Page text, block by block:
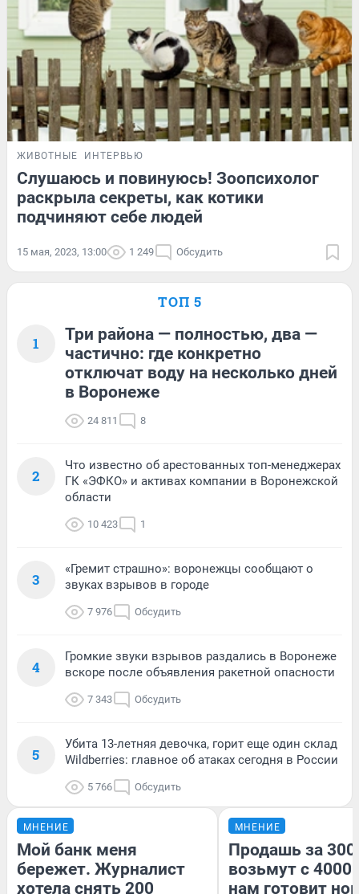
ЖИВОТНЫЕ ИНТЕРВЬЮ
Слушаюсь и повинуюсь! Зоопсихолог
раскрыла секреты, как котики
подчиняют себе людей
15 мая, 2023, 13:00 1 249 Обсудить
ТОП 5
1
Три района — полностью, два —
частично: где конкретно
отключат воду на несколько дней
в Воронеже
24 811 8
2
Что известно об арестованных топ-менеджерах
ГК «ЭФКО» и активах компании в Воронежской
области
10 423 1
3
«Гремит страшно»: воронежцы сообщают о
звуках взрывов в городе
7 976 Обсудить
4
Громкие звуки взрывов раздались в Воронеже
вскоре после объявления ракетной опасности
7 343 Обсудить
5
Убита 13-летняя девочка, горит еще один склад
Wildberries: главное об атаках сегодня в России
5 766 Обсудить
МНЕНИЕ
Мой банк меня
бережет. Журналист
хотела снять 200
МНЕНИЕ
Продашь за
возьмут с
нам готовит